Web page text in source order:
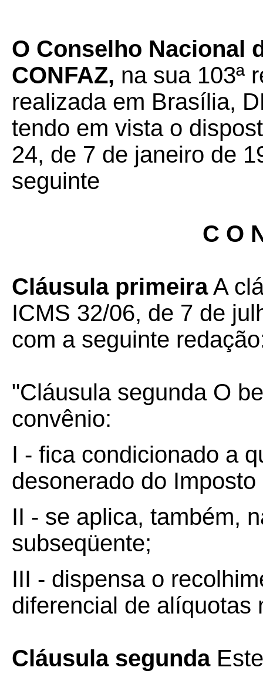
O Conselho Nacional
CONFAZ, na sua 103ª
realizada em Brasília,
tendo em vista o
24, de 7 de janeiro de
seguinte
C O
Cláusula primeiraA
ICMS 32/06, de 7 de
com a seguinte
"Cláusula segunda O
convênio:
I - fica condicionado a
desonerado do
II - se aplica, também,
subseqüente;
III - dispensa o
diferencial de alíquotas
Cláusula segunda